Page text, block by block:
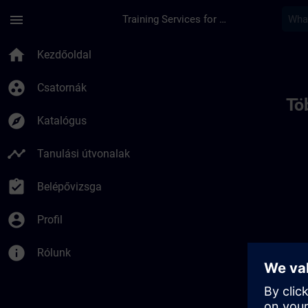
menu Training Services for Digital Industries
home Kezdőoldal
group_work Csatornák
explore Katalógus
timeline Tanulási útvonalak
assignment_turned_in Belépővizsga
account_circle Profil
info Rólunk